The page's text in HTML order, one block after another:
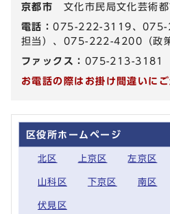
京都市 文化市民局文化芸術
電話：075-222-3119、075-
担当）、075-222-4200（政策
ファックス： 075-213-3181
お電話の際はお掛け間違いに
区役所ホームページ
北区 上京区 左京区
山科区 下京区 南区
伏見区